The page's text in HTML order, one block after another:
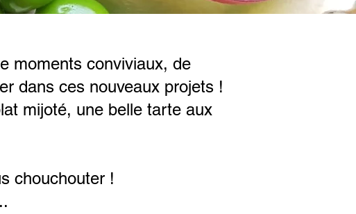
moments conviviaux, de
dans ces nouveaux projets !
mijoté, une belle tarte aux
chouchouter !